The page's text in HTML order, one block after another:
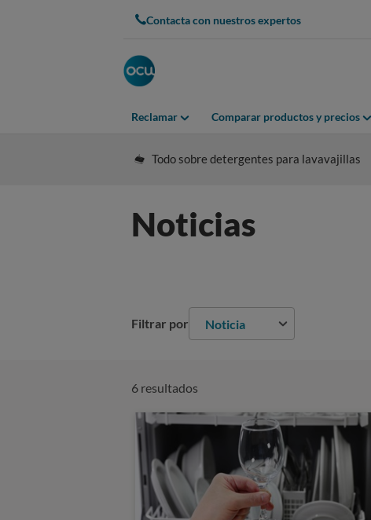
Contacta con nuestros expertos
Reclamar Comparar productos y precios
Todo sobre detergentes para lavavajillas
Noticias
Filtrar por Noticia
6 resultados